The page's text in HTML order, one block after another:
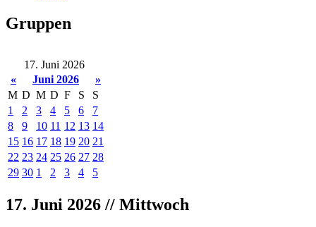
Gruppen
17. Juni 2026
«
Juni 2026
»
M D M D F S
S
1
2 3 4 5 6
7
8
9 10 11 12 13 14
15 16 17 18 19 20 21
22 23 24 25 26 27 28
29 30 1 2 3 4 5
17. Juni 2026 // Mittwoch